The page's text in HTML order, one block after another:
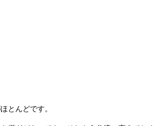
とんどです。